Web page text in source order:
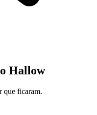
Hallow
que ficaram.